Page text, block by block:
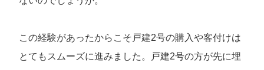
この経験があったからこそ戸建2号の購入や客付けは
とてもスムーズに進みました。戸建2号の方が先に埋